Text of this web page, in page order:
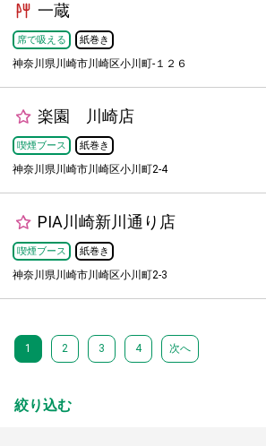
一蔵
席で吸える 紙巻き
神奈川県川崎市川崎区小川町-１２６
楽園 川崎店
喫煙ブース 紙巻き
神奈川県川崎市川崎区小川町2-4
PIA川崎新川通り店
喫煙ブース 紙巻き
神奈川県川崎市川崎区小川町2-3
1 2 3 4 次へ
絞り込む